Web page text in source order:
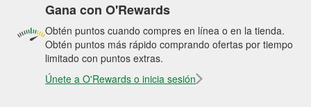
Gana con O'Rewards
Obtén puntos cuando compres en línea o en la tienda.
Obtén puntos más rápido comprando ofertas por tiempo
limitado con puntos extras.
Únete a O'Rewards o inicia sesión